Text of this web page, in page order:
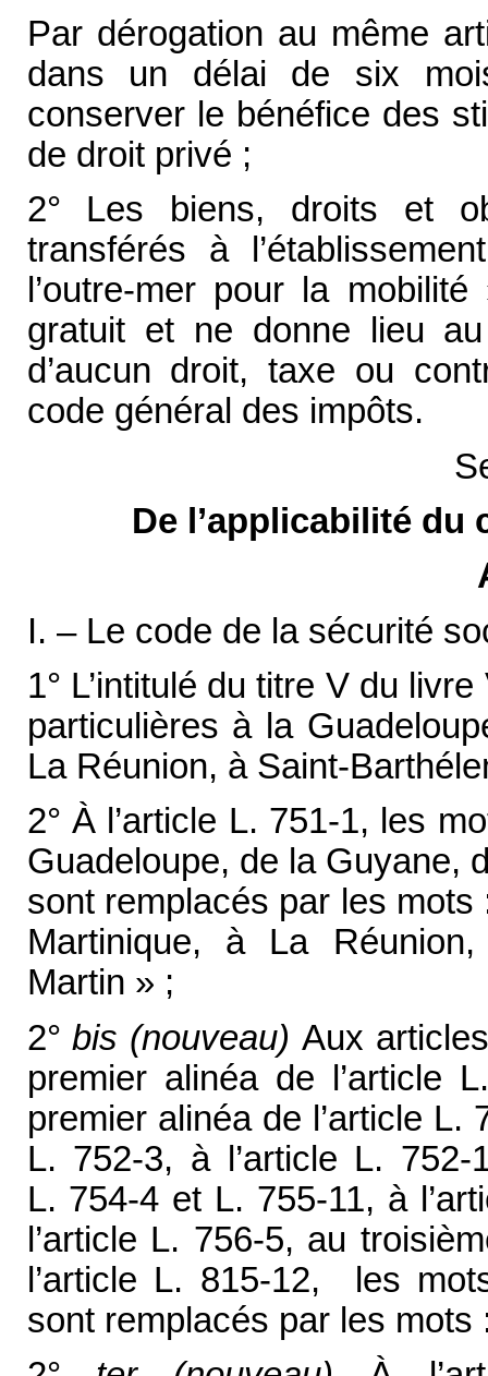
Par dérogation au même
dans un délai de six
conserver le bénéfice des
de droit privé ;
2° Les biens, droits et
transférés à
l’outre-mer pour la
gratuit et ne donne lieu au
d’aucun droit, taxe ou
code général des impôts.
De l’applicabilité du
I. – Le code de la sécurité
1° L’intitulé du titre V du
particulières à la
La Réunion, à Saint-
2° À l’article L. 751-1, les
Guadeloupe, de la Guyane,
sont remplacés par les
Martinique, à La
Martin » ;
2°bis (nouveau) Aux
premier alinéa de l’article
premier alinéa de l’article L.
L. 752-3, à l’article L.
L. 754-4 et L. 755-11, à
l’article L. 756-5, au
l’article L. 815-12, les
sont remplacés par les